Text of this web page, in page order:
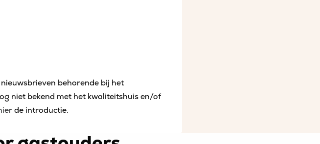
behorende bij het
niet bekend met het kwaliteitshuis en/of
de introductie.